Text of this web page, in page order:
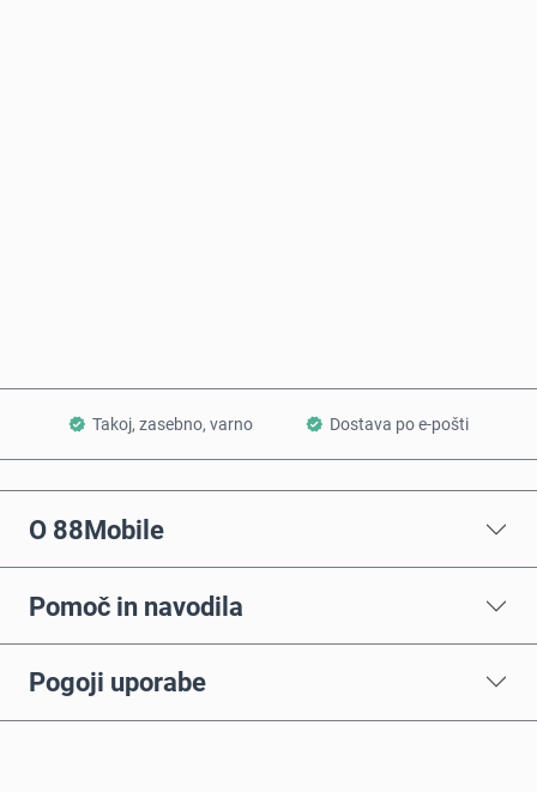
Takoj, zasebno, varno Dostava po e-pošti
O 88Mobile
Pomoč in navodila
Pogoji uporabe